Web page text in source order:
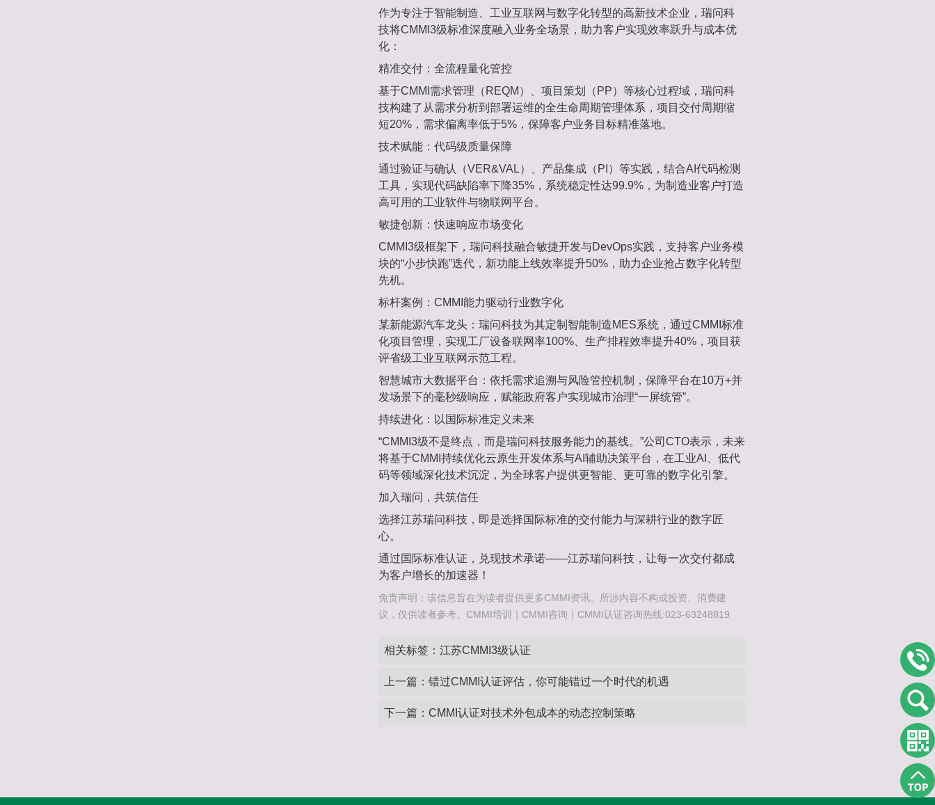
作为专注于‌智能制造、工业互联网与数字化转型‌的高新技术企业，瑞问科
技将CMMI3级标准深度融入业务全场景，助力客户实现效率跃升与成本优
化：
精准交付：全流程量化管控‌
基于CMMI需求管理（REQM）、项目策划（PP）等核心过程域，瑞问科
技构建了从需求分析到部署运维的‌全生命周期管理体系‌，项目交付周期缩
短20%，需求偏离率低于5%，保障客户业务目标精准落地。
技术赋能：代码级质量保障‌
通过验证与确认（VER&VAL）、产品集成（PI）等实践，结合AI代码检测
工具，实现‌代码缺陷率下降35%‌，系统稳定性达99.9%，为制造业客户打造
高可用的工业软件与物联网平台。
敏捷创新：快速响应市场变化‌
CMMI3级框架下，瑞问科技融合敏捷开发与DevOps实践，支持客户业务模
块的‌“小步快跑”迭代‌，新功能上线效率提升50%，助力企业抢占数字化转型
先机。
标杆案例：CMMI能力驱动行业数字化‌
某新能源汽车龙头‌：瑞问科技为其定制智能制造MES系统，通过CMMI标准
化项目管理，实现工厂设备联网率100%、生产排程效率提升40%，项目获
评省级工业互联网示范工程。
智慧城市大数据平台‌：依托需求追溯与风险管控机制，保障平台在10万+并
发场景下的毫秒级响应，赋能政府客户实现城市治理“一屏统管”。
持续进化：以国际标准定义未来‌
“CMMI3级不是终点，而是瑞问科技服务能力的基线。”公司CTO表示，未来
将基于CMMI持续优化‌云原生开发体系‌与‌AI辅助决策平台‌，在工业AI、低代
码等领域深化技术沉淀，为全球客户提供更智能、更可靠的数字化引擎。
加入瑞问，共筑信任‌
选择江苏瑞问科技，即是选择‌国际标准的交付能力‌与‌深耕行业的数字匠
心‌。
通过国际标准认证，兑现技术承诺——江苏瑞问科技，让每一次交付都成
为客户增长的加速器！
免责声明：该信息旨在为读者提供更多CMMI资讯。所涉内容不构成投资、消费建
议，仅供读者参考。CMMI培训｜CMMI咨询｜CMMI认证咨询热线:023-63248819
相关标签： 江苏CMMI3级认证
上一篇： 错过CMMI认证评估，你可能错过一个时代的机遇
下一篇： CMMI认证对技术外包成本的动态控制策略